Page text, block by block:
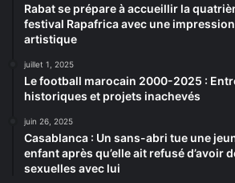
Rabat se prépare à accueillir la
festival Rapafrica avec une
artistique
juillet 1, 2025
Le football marocain 2000-2025 :
historiques et projets inachevés
juin 26, 2025
Casablanca : Un sans-abri tue une
enfant après qu’elle ait refusé d’avoir
sexuelles avec lui